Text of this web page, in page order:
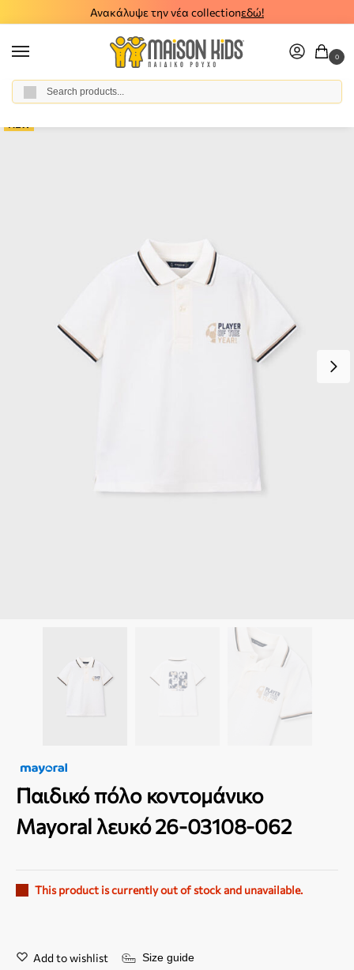
Ανακάλυψε την νέα collectionεδώ!
0
Home / Boy / Clothes
Παιδικό πόλο κοντομάνικο
Mayoral λευκό 26-03108-062
This product is currently out of stock and unavailable.
Add to wishlist Size guide